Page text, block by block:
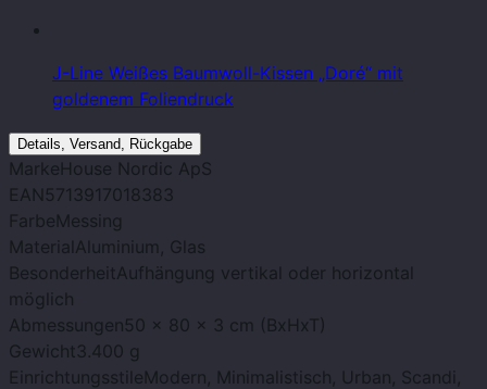
J-Line Weißes Baumwoll-Kissen „Doré“ mit
goldenem Foliendruck
Details, Versand, Rückgabe
MarkeHouse Nordic ApS
EAN 5713917018383
FarbeMessing
Material Aluminium, Glas
BesonderheitAufhängung vertikal oder horizontal
möglich
Abmessungen50 x 80 x 3 cm (BxHxT)
Gewicht3.400 g
EinrichtungsstileModern, Minimalistisch, Urban, Scandi,